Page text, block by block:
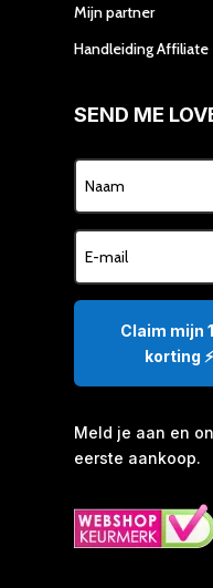
Mijn partner
Handleiding Affiliate
SEND ME
Claim mijn
korting ⚡️
Meld je aan en
eerste aankoop.